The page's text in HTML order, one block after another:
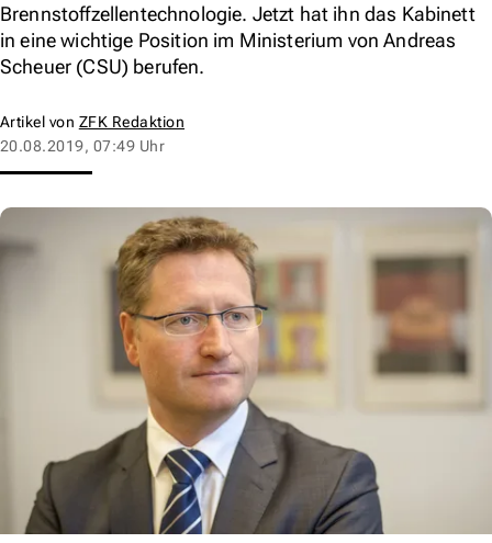
Brennstoffzellentechnologie. Jetzt hat ihn das Kabinett
in eine wichtige Position im Ministerium von Andreas
Scheuer (CSU) berufen.
Artikel von ZFK Redaktion
20.08.2019, 07:49 Uhr